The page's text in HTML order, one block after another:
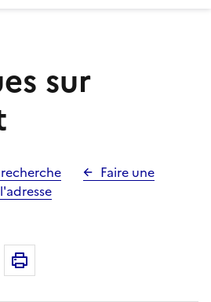
sur
Faire une
email
Copier dans le presse-papier